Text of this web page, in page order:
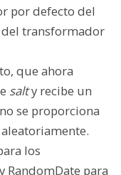
por defecto del
transformador
que ahora
salty recibe un
se proporciona
los
RandomDate para